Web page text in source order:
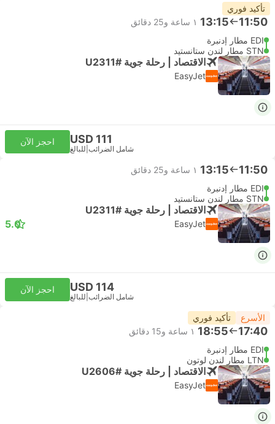
تأكيد فوري
11:50
13:15 ١ ساعة و‫25 دقائق
EDI مطار إدنبرة
STN مطار لندن ستانستيد
الاقتصاد | رحلة جوية #U2311
EasyJet
USD 111
شامل الضرائب للبالغ
احجز الآن
11:50
13:15 ١ ساعة و‫25 دقائق
EDI مطار إدنبرة
STN مطار لندن ستانستيد
الاقتصاد | رحلة جوية #U2311
EasyJet
5.0
USD 114
شامل الضرائب للبالغ
احجز الآن
الأسرع تأكيد فوري
17:40
18:55 ١ ساعة و‫15 دقائق
EDI مطار إدنبرة
LTN مطار لندن لوتون
الاقتصاد | رحلة جوية #U2606
EasyJet